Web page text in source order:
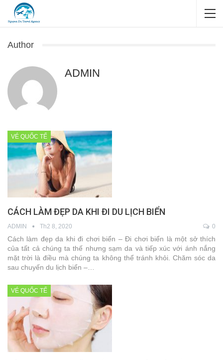
Author
ADMIN
VÉ QUỐC TẾ
CÁCH LÀM ĐẸP DA KHI ĐI DU LỊCH BIỂN
ADMIN Th2 8, 2020 0
Cách làm đẹp da khi đi chơi biển – Đi chơi biển là một sở thích
của tất cả chúng ta thế nhưng sạm da và tiếp xúc với ánh nắng
mặt trời là điều mà chúng ta không thể tránh khỏi. Chăm sóc da
sau chuyến du lịch biển –…
VÉ QUỐC TẾ